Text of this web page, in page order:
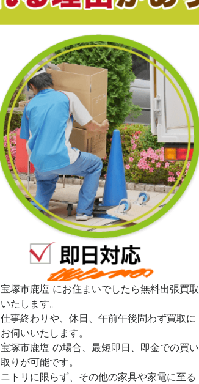
宝塚市鹿塩 にお住まいでしたら無料出張買取
いたします。
仕事終わりや、休日、午前午後問わず買取に
お伺いいたします。
宝塚市鹿塩 の場合、最短即日、即金での買い
取りが可能です。
ニトリに限らず、その他の家具や家電に至る